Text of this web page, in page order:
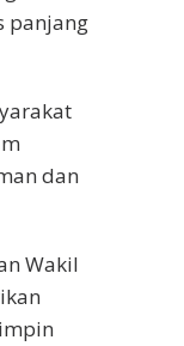
panjang
dan
Wakil